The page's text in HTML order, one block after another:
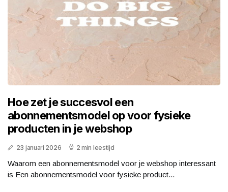
Hoe zet je succesvol een
abonnementsmodel op voor fysieke
producten in je webshop
23 januari 2026 2 min leestijd
Waarom een abonnementsmodel voor je webshop interessant
is Een abonnementsmodel voor fysieke product...